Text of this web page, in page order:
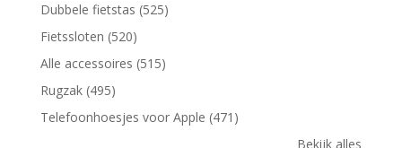
Dubbele fietstas (525)
Fietssloten (520)
Alle accessoires (515)
Rugzak (495)
Telefoonhoesjes voor Apple (471)
Bekijk alles